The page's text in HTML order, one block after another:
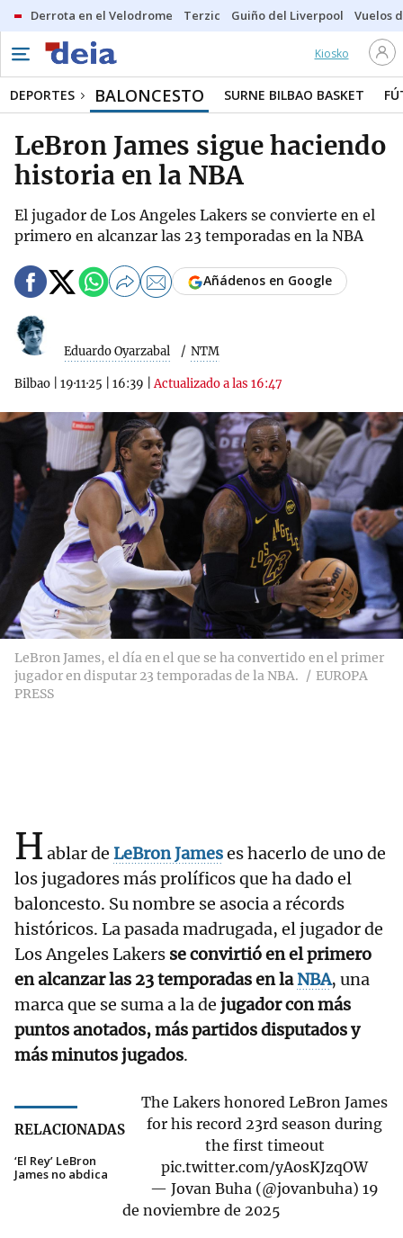
Derrota en el Velodrome Terzic Guiño del Liverpool Vuelos
Kiosko
DEPORTES BALONCESTO SURNE BILBAO BASKET
LeBron James sigue haciendo
historia en la NBA
El jugador de Los Angeles Lakers se convierte en el
primero en alcanzar las 23 temporadas en la NBA
Eduardo Oyarzabal NTM
Bilbao 19·11·25 16:39 |Actualizado a las 16:47
Añádenos en Google
LeBron James, el día en el que se ha convertido en el primer
jugador en disputar 23 temporadas de la NBA.
EUROPA
PRESS
H ablar de LeBron Jameses hacerlo de uno de
los jugadores más prolíficos que ha dado el
baloncesto. Su nombre se asocia a récords
históricos. La pasada madrugada, el jugador de
Los Angeles Lakers se convirtió en el primero
en alcanzar las 23 temporadas en laNBA, una
marca que se suma a la de jugador con más
puntos anotados, más partidos disputados y
más minutos jugados.
RELACIONADAS
‘El Rey’ LeBron
James no abdica
The Lakers honored LeBron James
for his record 23rd season during
the first timeout
pic.twitter.com/yAosKJzqOW
— Jovan Buha (@jovanbuha) 19
de noviembre de 2025